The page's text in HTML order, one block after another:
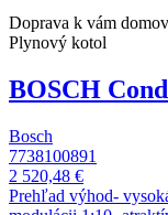
Doprava k vám domov
Plynový kotol
BOSCH
Bosch
7738100891
2 520,48 €
Prehľad výhod-